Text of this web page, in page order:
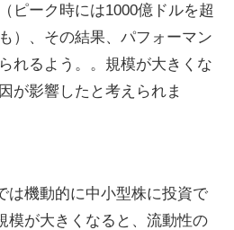
ピーク時には1000億ドルを超
）、その結果、パフォーマン
れるよう。。規模が大きくな
が影響したと考えられま
は機動的に中小型株に投資で
模が大きくなると、流動性の